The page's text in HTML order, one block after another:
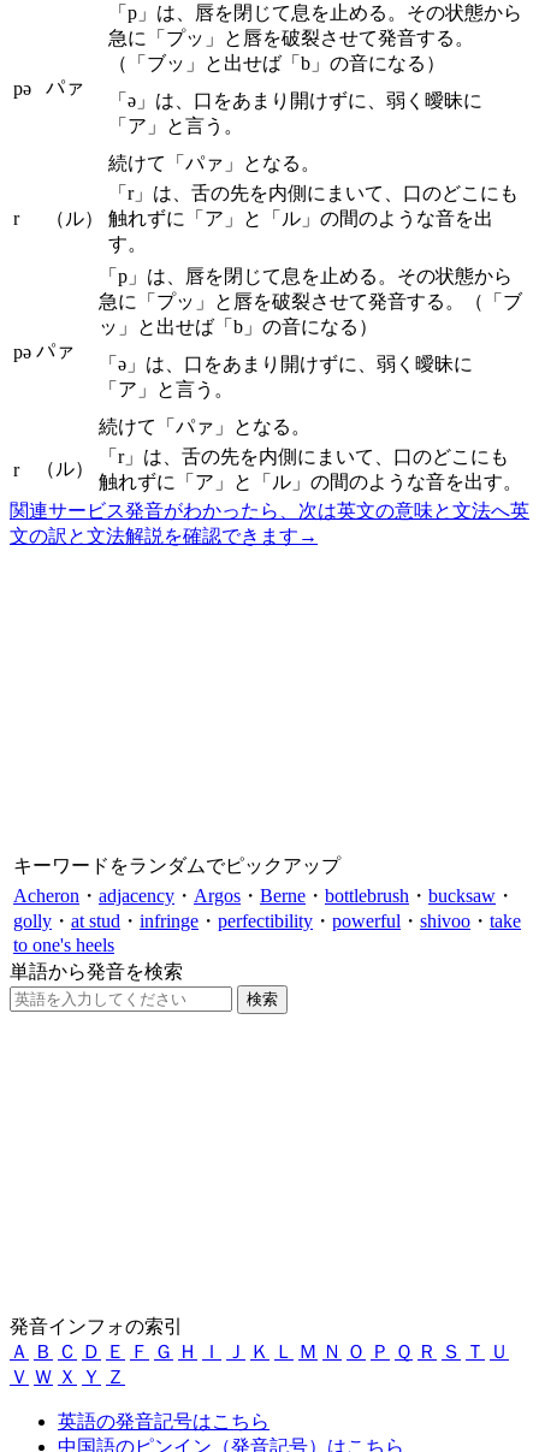
pə パァ
「p」は、唇を閉じて息を止める。その状態から
急に「プッ」と唇を破裂させて発音する。
（「ブッ」と出せば「b」の音になる）
「ə」は、口をあまり開けずに、弱く曖昧に
「ア」と言う。
続けて「パァ」となる。
r （ル）
「r」は、舌の先を内側にまいて、口のどこにも
触れずに「ア」と「ル」の間のような音を出
す。
pə パァ
「p」は、唇を閉じて息を止める。その状態から
急に「プッ」と唇を破裂させて発音する。（「ブ
ッ」と出せば「b」の音になる）
「ə」は、口をあまり開けずに、弱く曖昧に
「ア」と言う。
続けて「パァ」となる。
r （ル）
「r」は、舌の先を内側にまいて、口のどこにも
触れずに「ア」と「ル」の間のような音を出す。
関連サービス発音がわかったら、次は英文の意味と文法へ英
文の訳と文法解説を確認できます →
キーワードをランダムでピックアップ
Acheron ・ adjacency ・ Argos ・ Berne ・ bottlebrush ・ bucksaw ・
golly ・ at stud ・ infringe ・ perfectibility ・ powerful ・ shivoo ・ take
to one's heels
単語から発音を検索
発音インフォの索引
Ａ
Ｂ Ｃ Ｄ Ｅ Ｆ Ｇ Ｈ Ｉ Ｊ Ｋ Ｌ Ｍ Ｎ Ｏ Ｐ Ｑ Ｒ Ｓ Ｔ
Ｕ
Ｖ Ｗ Ｘ Ｙ Ｚ
英語の発音記号はこちら
中国語のピンイン（発音記号）はこちら